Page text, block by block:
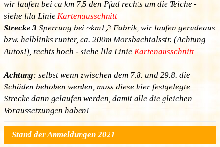
wir laufen bei ca km 7,5 den Pfad rechts um die Teiche -
siehe lila Linie Kartenausschnitt
Strecke 3 Sperrung bei ~km1,3 Fabrik, wir laufen geradeaus
bzw. halblinks runter, ca. 200m Morsbachtalsstr. (Achtung
Autos!), rechts hoch - siehe lila LinieKartenausschnitt
Achtung: selbst wenn zwischen dem 7.8. und 29.8. die
Schäden behoben werden, muss diese hier festgelegte
Strecke dann gelaufen werden, damit alle die gleichen
Voraussetzungen haben!
Stand der Anmeldungen 2021